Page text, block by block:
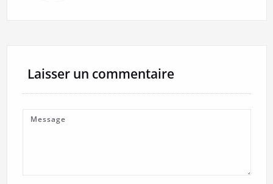
Laisser un commentaire